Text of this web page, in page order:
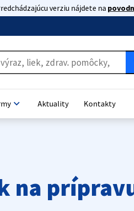
verziu nájdete na
keyboard_arrow_down Aktuality Kontakty
na